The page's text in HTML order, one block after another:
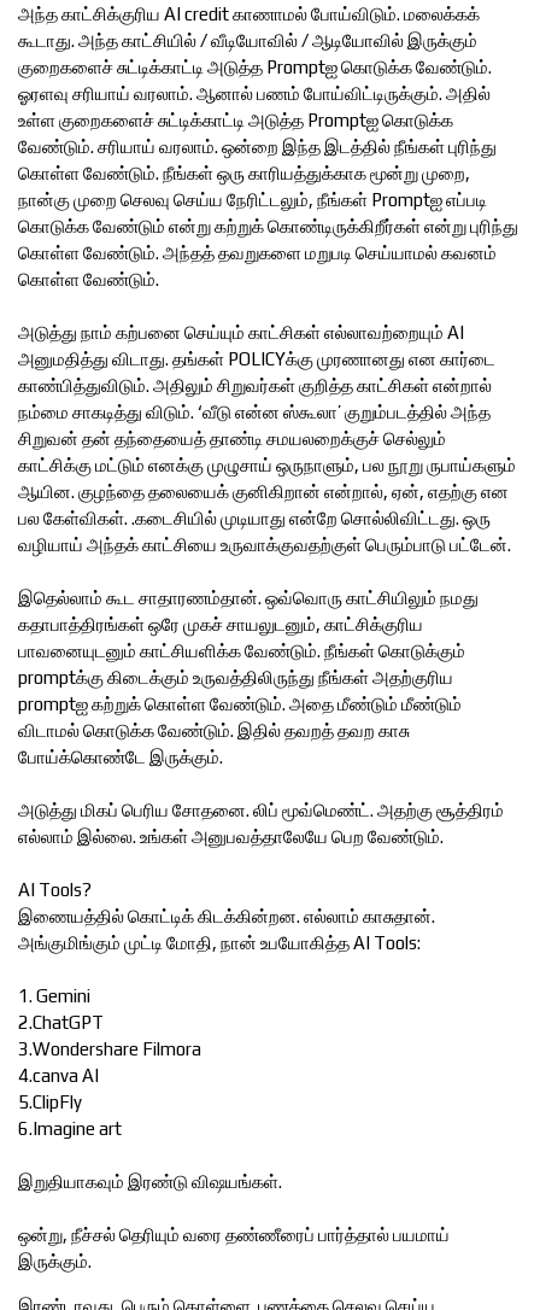
அந்த காட்சிக்குரிய AI credit காணாமல் போய்விடும். மலைக்கக்
கூடாது. அந்த காட்சியில் / வீடியோவில் / ஆடியோவில் இருக்கும்
குறைகளைச் சுட்டிக்காட்டி அடுத்த Promptஐ கொடுக்க வேண்டும்.
ஓரளவு சரியாய் வரலாம். ஆனால் பணம் போய்விட்டிருக்கும். அதில்
உள்ள குறைகளைச் சுட்டிக்காட்டி அடுத்த Promptஐ கொடுக்க
வேண்டும். சரியாய் வரலாம். ஒன்றை இந்த இடத்தில் நீங்கள் புரிந்து
கொள்ள வேண்டும். நீங்கள் ஒரு காரியத்துக்காக மூன்று முறை,
நான்கு முறை செலவு செய்ய நேரிட்டலும், நீங்கள் Promptஐ எப்படி
கொடுக்க வேண்டும் என்று கற்றுக் கொண்டிருக்கிறீர்கள் என்று புரிந்து
கொள்ள வேண்டும். அந்தத் தவறுகளை மறுபடி செய்யாமல் கவனம்
கொள்ள வேண்டும்.
அடுத்து நாம் கற்பனை செய்யும் காட்சிகள் எல்லாவற்றையும் AI
அனுமதித்து விடாது. தங்கள் POLICYக்கு முரணானது என கார்டை
காண்பித்துவிடும். அதிலும் சிறுவர்கள் குறித்த காட்சிகள் என்றால்
நம்மை சாகடித்து விடும். ‘வீடு என்ன ஸ்கூலா’ குறும்படத்தில் அந்த
சிறுவன் தன் தந்தையைத் தாண்டி சமயலறைக்குச் செல்லும்
காட்சிக்கு மட்டும் எனக்கு முழுசாய் ஒருநாளும், பல நூறு ருபாய்களும்
ஆயின. குழந்தை தலையைக் குனிகிறான் என்றால், ஏன், எதற்கு என
பல கேள்விகள். .கடைசியில் முடியாது என்றே சொல்லிவிட்டது. ஒரு
வழியாய் அந்தக் காட்சியை உருவாக்குவதற்குள் பெரும்பாடு பட்டேன்.
இதெல்லாம் கூட சாதாரணம்தான். ஒவ்வொரு காட்சியிலும் நமது
கதாபாத்திரங்கள் ஒரே முகச் சாயலுடனும், காட்சிக்குரிய
பாவனையுடனும் காட்சியளிக்க வேண்டும். நீங்கள் கொடுக்கும்
promptக்கு கிடைக்கும் உருவத்திலிருந்து நீங்கள் அதற்குரிய
promptஐ கற்றுக் கொள்ள வேண்டும். அதை மீண்டும் மீண்டும்
விடாமல் கொடுக்க வேண்டும். இதில் தவறத் தவற காசு
போய்க்கொண்டே இருக்கும்.
அடுத்து மிகப் பெரிய சோதனை. லிப் மூவ்மெண்ட். அதற்கு சூத்திரம்
எல்லாம் இல்லை. உங்கள் அனுபவத்தாலேயே பெற வேண்டும்.
AI Tools?
இணையத்தில் கொட்டிக் கிடக்கின்றன. எல்லாம் காசுதான்.
அங்குமிங்கும் முட்டி மோதி, நான் உபயோகித்த AI Tools:
1. Gemini
2.ChatGPT
3.Wondershare Filmora
4.canva AI
5.ClipFly
6.Imagine art
இறுதியாகவும் இரண்டு விஷயங்கள்.
ஒன்று, நீச்சல் தெரியும் வரை தண்ணீரைப் பார்த்தால் பயமாய்
இருக்கும்.